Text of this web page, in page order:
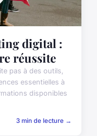
digital :
réussite
pas à des outils,
essentielles à
disponibles
3 min de lecture →